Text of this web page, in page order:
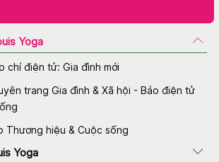
Yoga
chí điện tử: Gia đình mới
trang Gia đình & Xã hội - Báo điện tử
Thương hiệu & Cuộc sống
Yoga